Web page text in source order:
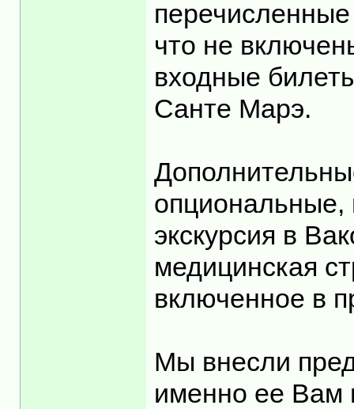
что не
входные
Санте Марэ.
опциональные,
экскурсия в
медицинская
включенное в
Мы внесли
именно ее Вам